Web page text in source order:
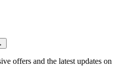
offers and the latest updates on